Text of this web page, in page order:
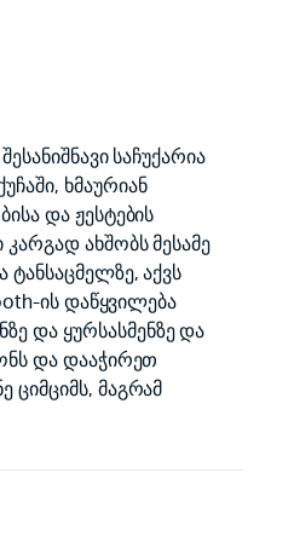
საჩუქარია
ხმაურიან
და ჟესტების
ახშობს მესამე
ტანსაცმელზე, აქვს
ის დაწყვილება
და ყურსასმენზე და
და დააჭირეთ
ციმციმს, მაგრამ